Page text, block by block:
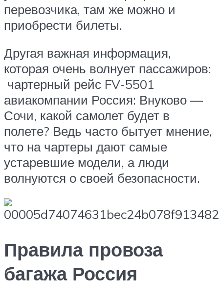
перевозчика, там же можно и
приобрести билеты.
Другая важная информация,
которая очень волнует пассажиров:
чартерный рейс FV-5501
авиакомпании Россия: Внуково —
Сочи, какой самолет будет в
полете? Ведь часто бытует мнение,
что на чартеры дают самые
устаревшие модели, а люди
волнуются о своей безопасности.
Правила провоза
багажа Россия